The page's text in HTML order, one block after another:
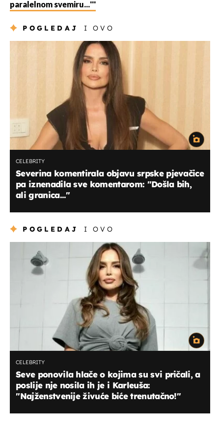
paralelnom svemiru...'''
POGLEDAJ I OVO
CELEBRITY
Severina komentirala objavu srpske pjevačice
pa iznenadila sve komentarom: "Došla bih,
ali granica..."
POGLEDAJ I OVO
CELEBRITY
Seve ponovila hlače o kojima su svi pričali, a
poslije nje nosila ih je i Karleuša:
''Najženstvenije živuće biće trenutačno!''